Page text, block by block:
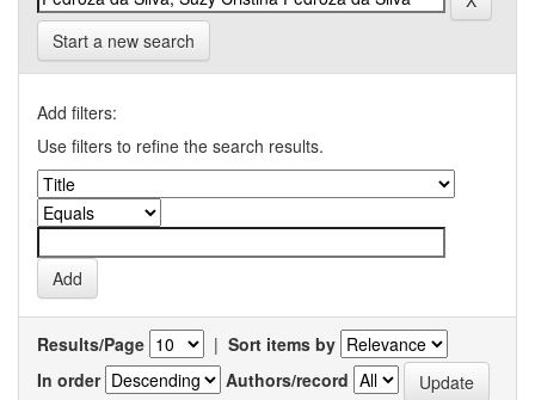
Start a new search
Add filters:
Use filters to refine the search results.
Results/Page | Sort items by
In order
Authors/record